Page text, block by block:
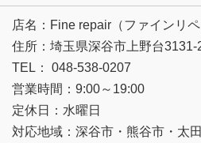
店名：Fine repair（ファインリペ
住所：埼玉県深谷市上野台3131-
TEL： 048-538-0207
営業時間：9:00～19:00
定休日：水曜日
対応地域：深谷市・熊谷市・太